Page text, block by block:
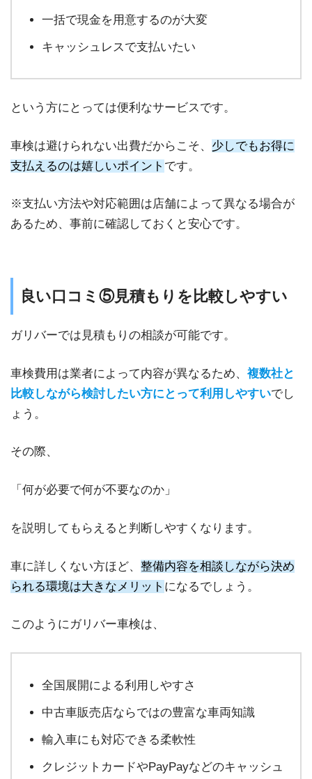
一括で現金を用意するのが大変
キャッシュレスで支払いたい
という方にとっては便利なサービスです。
車検は避けられない出費だからこそ、 少しでもお得に
支払えるのは嬉しいポイント です。
※支払い方法や対応範囲は店舗によって異なる場合が
あるため、事前に確認しておくと安心です。
良い口コミ⑤見積もりを比較しやすい
ガリバーでは見積もりの相談が可能です。
車検費用は業者によって内容が異なるため、 複数社と
比較しながら検討したい方にとって利用しやすいでし
ょう。
その際、
「何が必要で何が不要なのか」
を説明してもらえると判断しやすくなります。
車に詳しくない方ほど、 整備内容を相談しながら決め
られる環境は大きなメリット になるでしょう。
このようにガリバー車検は、
全国展開による利用しやすさ
中古車販売店ならではの豊富な車両知識
輸入車にも対応できる柔軟性
クレジットカードやPayPayなどのキャッシュ